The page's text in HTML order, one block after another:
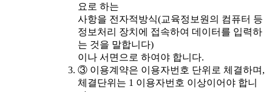
요로 하는
사항을 전자적방식(교육정보원의 컴퓨터 등
정보처리 장치에 접속하여 데이터를 입력하
는 것을 말합니다)
이나 서면으로 하여야 합니다.
③ 이용계약은 이용자번호 단위로 체결하며,
체결단위는 1 이용자번호 이상이어야 합니